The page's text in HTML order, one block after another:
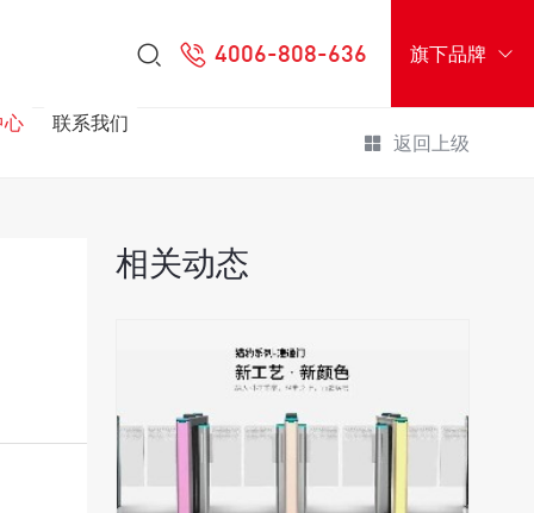
旗下品牌
4006-808-636
心 联系我们
返回上级
相关动态